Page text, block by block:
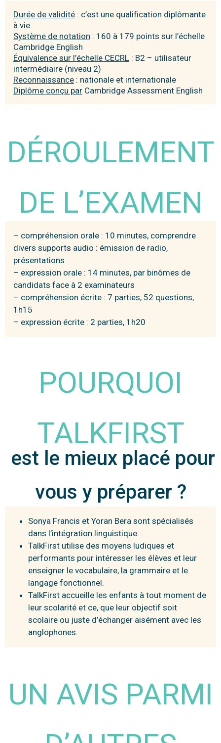
Durée de validité : c’est une qualification diplômante
à vie
Système de notation : 160 à 179 points sur l’échelle
Cambridge English
Équivalence sur l’échelle CECRL : B2 – utilisateur
intermédiaire (niveau 2)
Reconnaissance : nationale et internationale
Diplôme conçu par Cambridge Assessment English
DÉROULEMENT
DE L’EXAMEN
– compréhension orale : 10 minutes, comprendre
divers supports audio : émission de radio,
présentations
– expression orale : 14 minutes, par binômes de
candidats face à 2 examinateurs
– compréhension écrite : 7 parties, 52 questions,
1h15
– expression écrite : 2 parties, 1h20
POURQUOI
TALKFIRST
est le mieux placé pour
vous y préparer ?
Sonya Francis et Yoran Bera sont spécialisés
dans l’intégration linguistique.
TalkFirst utilise des moyens ludiques et
performants pour intéresser les élèves et leur
enseigner le vocabulaire, la grammaire et le
langage fonctionnel.
TalkFirst accueille les enfants à tout moment de
leur scolarité et ce, que leur objectif soit
scolaire ou juste d’échanger aisément avec les
anglophones.
UN AVIS PARMI